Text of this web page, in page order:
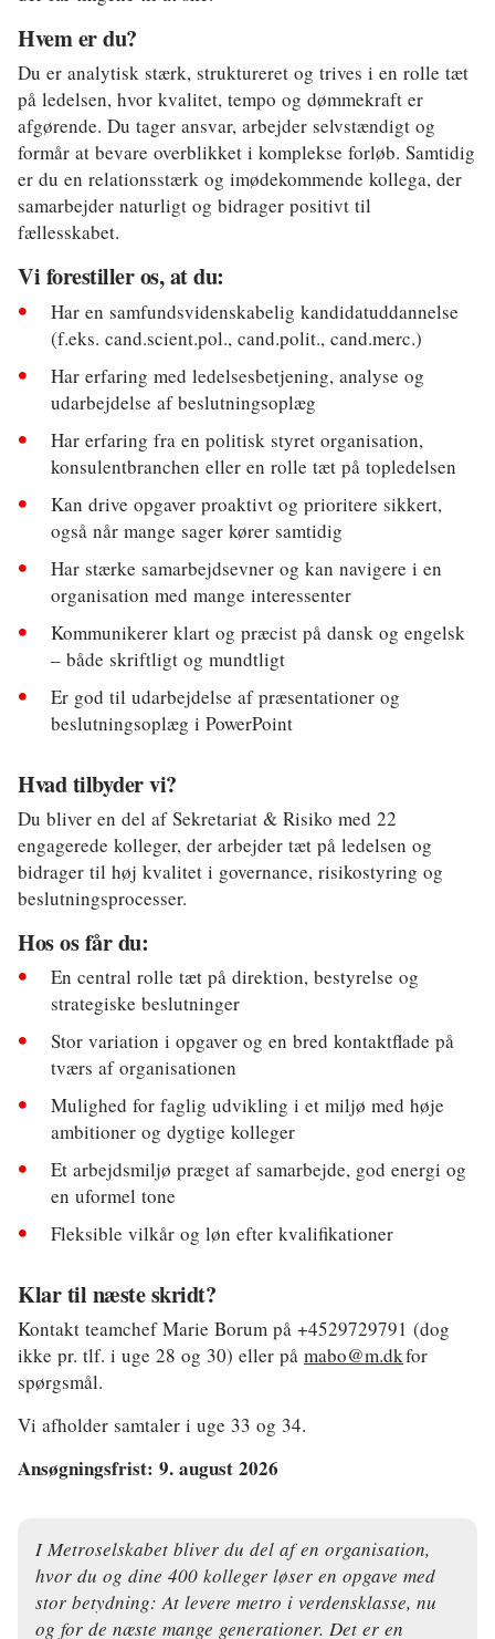
Uddannelse
Udvikling
Ældre
Hvem er du?
Du er analytisk stærk, struktureret og trives i en rolle tæt
på ledelsen, hvor kvalitet, tempo og dømmekraft er
afgørende. Du tager ansvar, arbejder selvstændigt og
formår at bevare overblikket i komplekse forløb. Samtidig
er du en relationsstærk og imødekommende kollega, der
samarbejder naturligt og bidrager positivt til
fællesskabet.
Vi forestiller os, at du:
Har en samfundsvidenskabelig kandidatuddannelse
(f.eks. cand.scient.pol., cand.polit., cand.merc.)
Har erfaring med ledelsesbetjening, analyse og
udarbejdelse af beslutningsoplæg
Har erfaring fra en politisk styret organisation,
konsulentbranchen eller en rolle tæt på topledelsen
Kan drive opgaver proaktivt og prioritere sikkert,
også når mange sager kører samtidig
Har stærke samarbejdsevner og kan navigere i en
organisation med mange interessenter
Kommunikerer klart og præcist på dansk og engelsk
– både skriftligt og mundtligt
Er god til udarbejdelse af præsentationer og
beslutningsoplæg i PowerPoint
Hvad tilbyder vi?
Du bliver en del af Sekretariat & Risiko med 22
engagerede kolleger, der arbejder tæt på ledelsen og
bidrager til høj kvalitet i governance, risikostyring og
beslutningsprocesser.
Hos os får du:
En central rolle tæt på direktion, bestyrelse og
strategiske beslutninger
Stor variation i opgaver og en bred kontaktflade på
tværs af organisationen
Mulighed for faglig udvikling i et miljø med høje
ambitioner og dygtige kolleger
Et arbejdsmiljø præget af samarbejde, god energi og
en uformel tone
Fleksible vilkår og løn efter kvalifikationer
Klar til næste skridt?
Kontakt teamchef Marie Borum på +4529729791 (dog
ikke pr. tlf. i uge 28 og 30) eller på mabo@m.dkfor
spørgsmål.
Vi afholder samtaler i uge 33 og 34.
Ansøgningsfrist: 9. august 2026
I Metroselskabet bliver du del af en organisation,
hvor du og dine 400 kolleger løser en opgave med
stor betydning: At levere metro i verdensklasse, nu
og for de næste mange generationer. Det er en